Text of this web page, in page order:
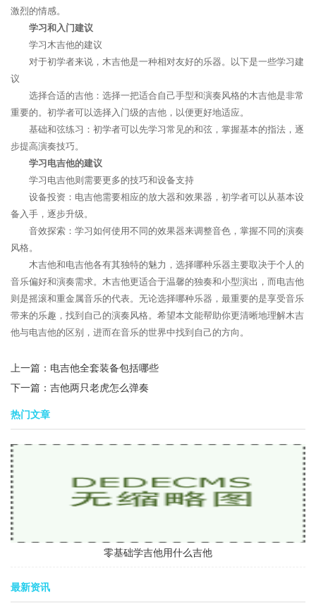
激烈的情感。
学习和入门建议
学习木吉他的建议
对于初学者来说，木吉他是一种相对友好的乐器。以下是一些学习建
议
选择合适的吉他：选择一把适合自己手型和演奏风格的木吉他是非常
重要的。初学者可以选择入门级的吉他，以便更好地适应。
基础和弦练习：初学者可以先学习常见的和弦，掌握基本的指法，逐
步提高演奏技巧。
学习电吉他的建议
学习电吉他则需要更多的技巧和设备支持
设备投资：电吉他需要相应的放大器和效果器，初学者可以从基本设
备入手，逐步升级。
音效探索：学习如何使用不同的效果器来调整音色，掌握不同的演奏
风格。
木吉他和电吉他各有其独特的魅力，选择哪种乐器主要取决于个人的
音乐偏好和演奏需求。木吉他更适合于温馨的独奏和小型演出，而电吉他
则是摇滚和重金属音乐的代表。无论选择哪种乐器，最重要的是享受音乐
带来的乐趣，找到自己的演奏风格。希望本文能帮助你更清晰地理解木吉
他与电吉他的区别，进而在音乐的世界中找到自己的方向。
上一篇： 电吉他全套装备包括哪些
下一篇： 吉他两只老虎怎么弹奏
热门文章
零基础学吉他用什么吉他
最新资讯